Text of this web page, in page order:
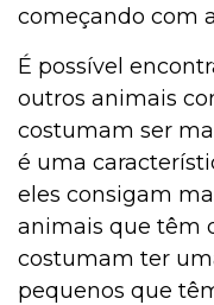
começando com
É possível
outros animais
costumam ser
é uma
eles consigam
animais que têm
costumam ter
pequenos que